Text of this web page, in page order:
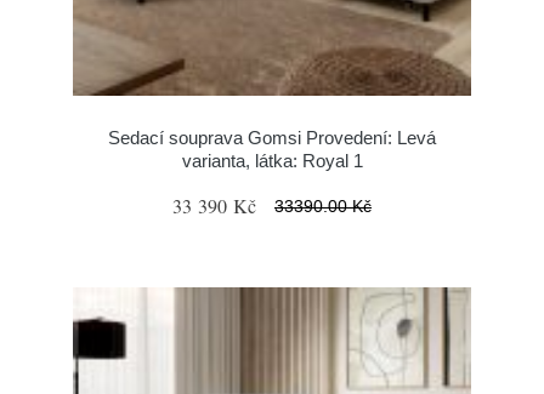
Sedací souprava Gomsi Provedení: Levá
varianta, látka: Royal 1
33 390 Kč 33390.00 Kč